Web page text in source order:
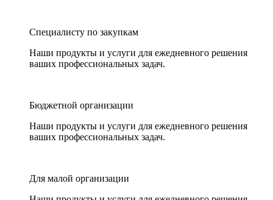
Специалисту по закупкам
Наши продукты и услуги для ежедневного решения
ваших профессиональных задач.
Бюджетной организации
Наши продукты и услуги для ежедневного решения
ваших профессиональных задач.
Для малой организации